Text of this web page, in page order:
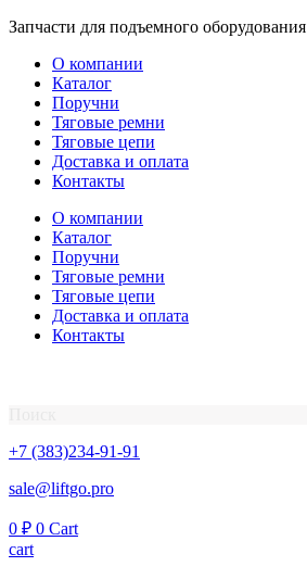
Перейти
содержимому
Запчасти для подъемного оборудования
О компании
Каталог
Поручни
Тяговые ремни
Тяговые цепи
Доставка и оплата
Контакты
О компании
Каталог
Поручни
Тяговые ремни
Тяговые цепи
Доставка и оплата
Контакты
+7 (383)234-91-91
sale@liftgo.pro
0 ₽ 0 Cart
cart